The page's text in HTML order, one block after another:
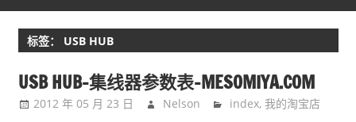
场
远
行，
记
不
标签： USB HUB
USB HUB-集线器参数表-MESOMIYA.COM
2012 年 05 月 23 日 Nelson index,我的淘宝店